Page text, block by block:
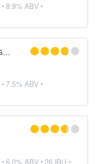
• 8.9% ABV •
EDMUND'S OAST BREWING COMPANY
• 7.5% ABV •
• 6.0% ABV • 26 IBU •